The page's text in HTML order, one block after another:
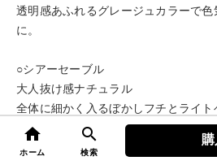
home
ホーム
search
検索
透明感あふれるグレージュカラーで
に。
○シアーセーブル
大人抜け感ナチュラル
全体に細かく入るぼかしフチとライト
立体感を与え、こっそり大きく綺麗